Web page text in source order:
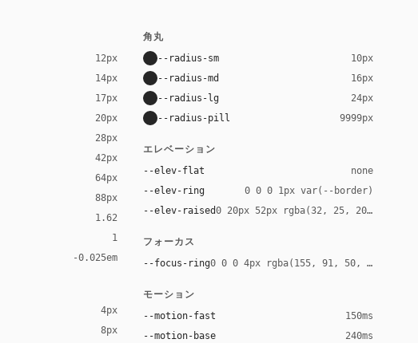
12px
14px
17px
20px
28px
42px
64px
88px
1.62
1
-0.025em
4px
8px
角丸
--radius-sm 10px
--radius-md 16px
--radius-lg 24px
--radius-pill 9999px
エレベーション
--elev-flat none
--elev-ring 0 0 0 1px var(--border)
--elev-raised0 20px 52px rgba(32, 25, 20, 0.12)
フォーカス
--focus-ring0 0 0 4px rgba(155, 91, 50, 0.24)
モーション
--motion-fast 150ms
--motion-base 240ms